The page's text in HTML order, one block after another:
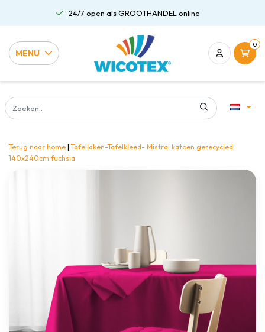
24/7 open als GROOTHANDEL online
MENU
0
Terug naar home | Tafellaken-Tafelkleed- Mistral katoen gerecycled
140x240cm fuchsia